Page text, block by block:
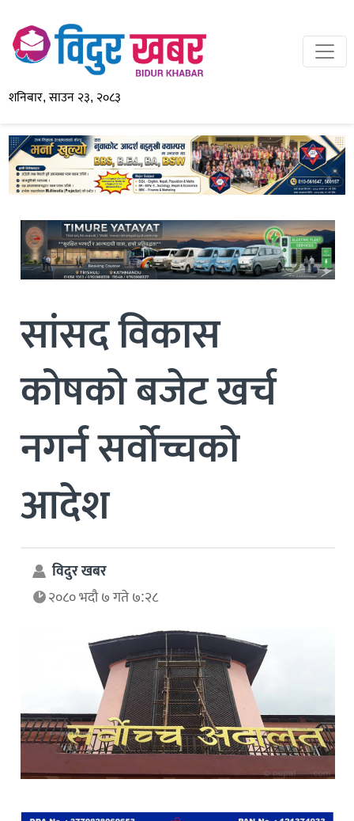
शनिबार, साउन २३, २०८३
सांसद विकास
कोषको बजेट खर्च
नगर्न सर्वोच्चको
आदेश
विदुर खबर
२०८० भदौ ७ गते ७:२८